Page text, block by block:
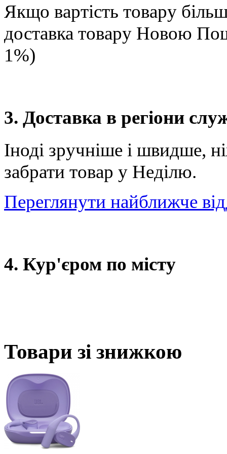
Якщо вартість товару
доставка товару Новою
1%)
3. Доставка в регіони
Іноді зручніше і швидше,
забрати товар у Неділю.
Переглянути найближче
4. Кур'єром по місту
Товари зі знижкою